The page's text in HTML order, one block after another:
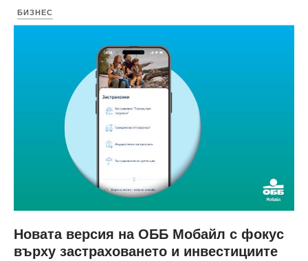
БИЗНЕС
Новата версия на ОББ Мобайл с фокус
върху застраховането и инвестициите